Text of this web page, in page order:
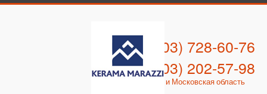
+7 (903) 728-60-76
+7 (903) 202-57-98
Москва и Московская область